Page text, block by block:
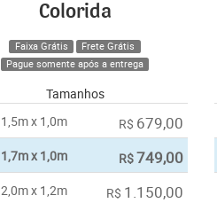
Colorida
Faixa Grátis
Frete Grátis
Pague somente após a entrega
Tamanhos
1,5m x 1,0m
R$ 679,00
1,7m x 1,0m R$749,00
2,0m x 1,2m R$ 1.150,00